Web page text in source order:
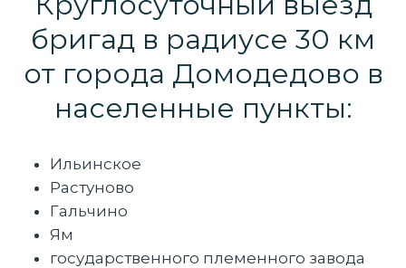
бригад в радиусе 30 км
от города Домодедово в
населенные пункты:
Ильинское
Растуново
Гальчино
Ям
государственного племенного завода